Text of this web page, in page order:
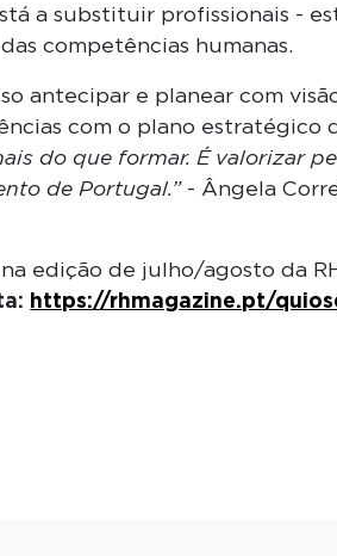
a substituir profissionais -
competências humanas.
antecipar e planear com
com o plano estratégico
do que formar. É valorizar
de Portugal.”- Ângela
edição de julho/agosto da
https://rhmagazine.pt/